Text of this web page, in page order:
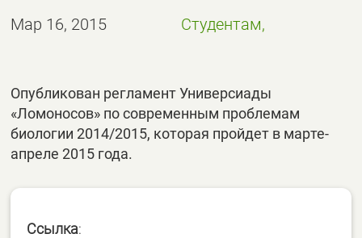
Мар 16, 2015 Студентам,
Опубликован регламент Универсиады
«Ломоносов» по современным проблемам
биологии 2014/2015, которая пройдет в марте-
апреле 2015 года.
Ссылка: